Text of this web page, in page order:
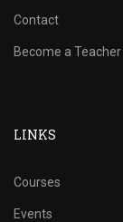
Contact
Become a Teacher
LINKS
Courses
Events